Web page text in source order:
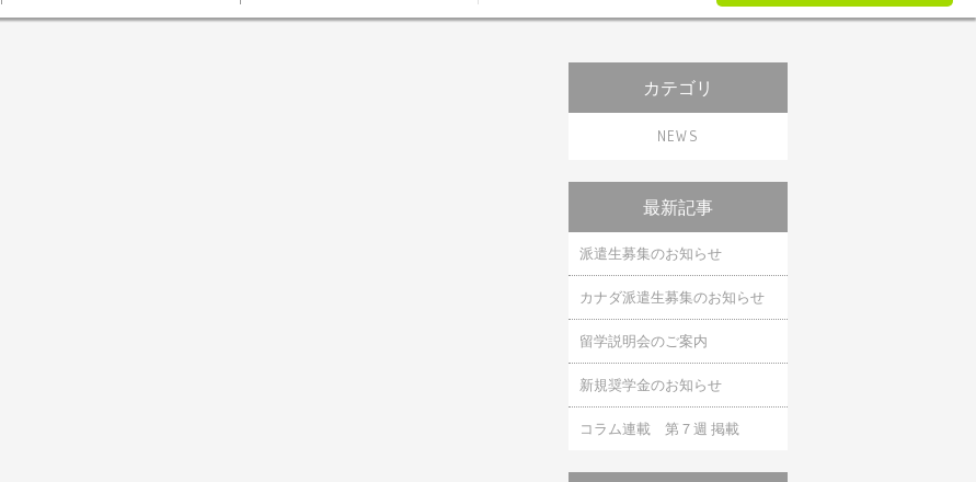
カテゴリ
NEWS
最新記事
派遣生募集のお知らせ
カナダ派遣生募集のお知らせ
留学説明会のご案内
新規奨学金のお知らせ
コラム連載 第７週 掲載